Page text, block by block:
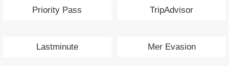
Priority Pass TripAdvisor
Lastminute Mer Evasion